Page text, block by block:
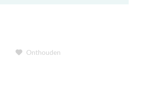
Onthouden